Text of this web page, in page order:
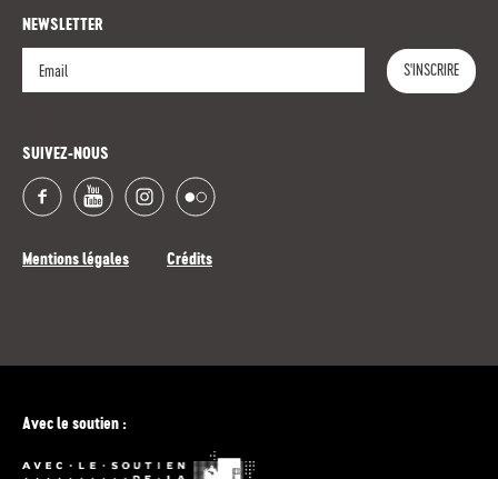
NEWSLETTER
S'INSCRIRE
SUIVEZ-NOUS
Mentions légales Crédits
Avec le soutien :